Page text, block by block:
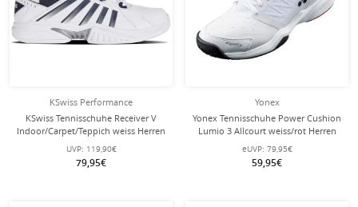
KSwiss Performance
KSwiss Tennisschuhe Receiver V
Indoor/Carpet/Teppich weiss Herren
UVP: 119,90€
79,95€
Yonex
Yonex Tennisschuhe Power Cushion
Lumio 3 Allcourt weiss/rot Herren
eUVP: 79,95€
59,95€